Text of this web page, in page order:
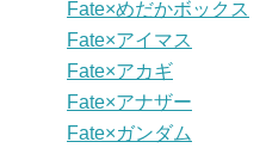
Fate×めだかボックス
Fate×アイマス
Fate×アカギ
Fate×アナザー
Fate×ガンダム